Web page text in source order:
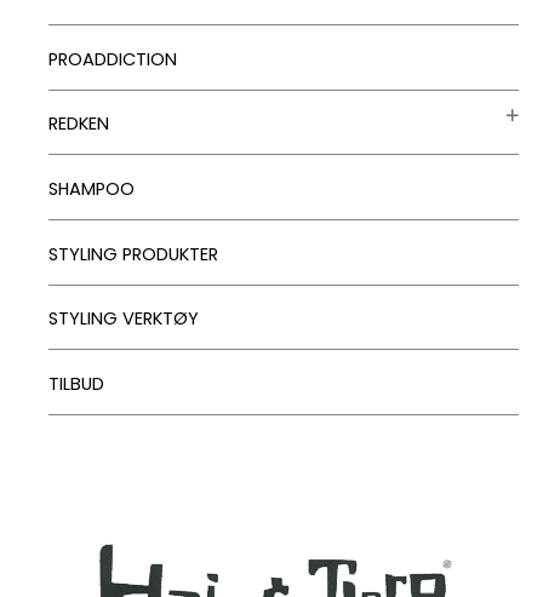
PROADDICTION
REDKEN
SHAMPOO
STYLING PRODUKTER
STYLING VERKTØY
TILBUD